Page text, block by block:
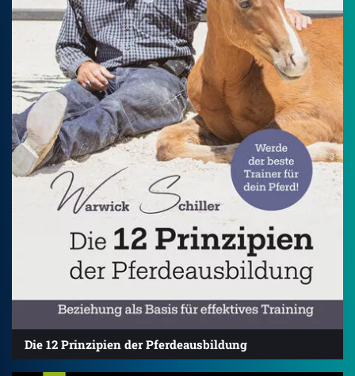
Die 12 Prinzipien der Pferdeausbildung